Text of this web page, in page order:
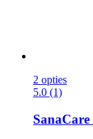
2 opties
5.0 (1)
SanaCare